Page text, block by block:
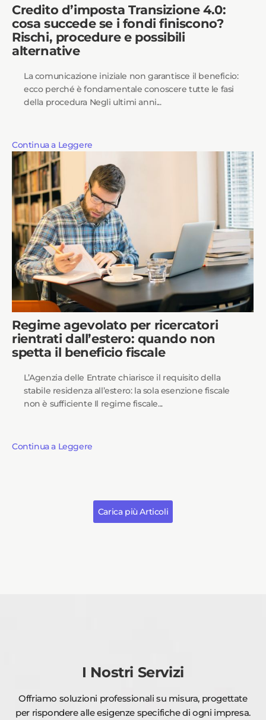
Credito d’imposta Transizione 4.0:
cosa succede se i fondi finiscono?
Rischi, procedure e possibili
alternative
La comunicazione iniziale non garantisce il beneficio:
ecco perché è fondamentale conoscere tutte le fasi
della procedura Negli ultimi anni...
Continua a Leggere
Regime agevolato per ricercatori
rientrati dall’estero: quando non
spetta il beneficio fiscale
L’Agenzia delle Entrate chiarisce il requisito della
stabile residenza all’estero: la sola esenzione fiscale
non è sufficiente Il regime fiscale...
Continua a Leggere
Carica più Articoli
I Nostri Servizi
Offriamo soluzioni professionali su misura, progettate
per rispondere alle esigenze specifiche di ogni impresa.